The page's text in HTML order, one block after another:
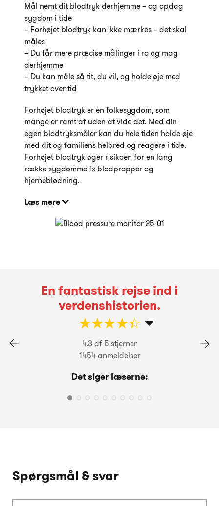
Mål nemt dit blodtryk derhjemme – og opdag
sygdom i tide
– Forhøjet blodtryk kan ikke mærkes – det skal
måles
– Du får mere præcise målinger i ro og mag
derhjemme
– Du kan måle så tit, du vil, og holde øje med
trykket over tid
Forhøjet blodtryk er en folkesygdom, som
mange er ramt af uden at vide det. Med din
egen blodtryksmåler kan du hele tiden holde øje
med dit og familiens helbred og reagere i tide.
Forhøjet blodtryk øger risikoen for en lang
række sygdomme fx blodpropper og
hjerneblødning.
Læs mere
En fantastisk rejse ind i
verdenshistorien.
☆☆☆☆☆
★★★★★
4.3 af 5 stjerner
1454 anmeldelser
Det siger læserne:
Spørgsmål & svar